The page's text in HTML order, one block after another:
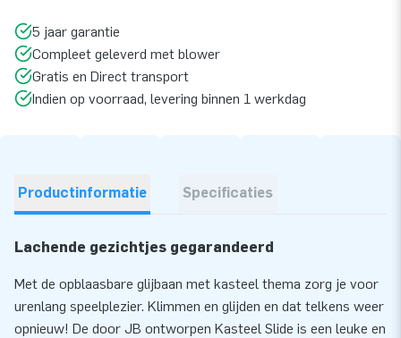
5 jaar garantie
Compleet geleverd met blower
Gratis en Direct transport
Indien op voorraad, levering binnen 1 werkdag
Productinformatie Specificaties
Lachende gezichtjes gegarandeerd
Met de opblaasbare glijbaan met kasteel thema zorg je voor
urenlang speelplezier. Klimmen en glijden en dat telkens weer
opnieuw! De door JB ontworpen Kasteel Slide is een leuke en